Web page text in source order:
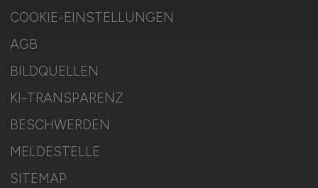
COOKIE-EINSTELLUNGEN
AGB
BILDQUELLEN
KI-TRANSPARENZ
BESCHWERDEN
MELDESTELLE
SITEMAP